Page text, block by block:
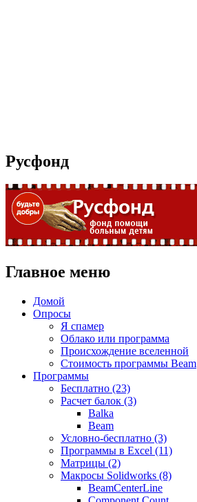
Русфонд
Главное меню
Домой
Опросы
Я спамер
Облако или программа
Происхождение вселенной
Стоимость программы Beam
Программы
Бесплатно (23)
Расчет балок (3)
Balka
Beam
Условно-бесплатно (3)
Программы в Excel (11)
Матрицы (2)
Макросы Solidworks (8)
BeamCenterLine